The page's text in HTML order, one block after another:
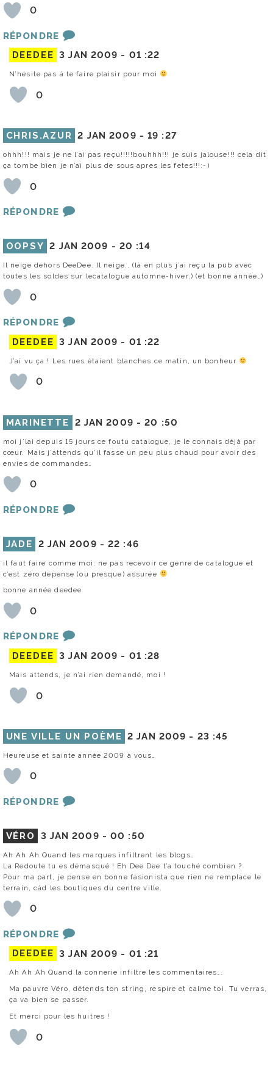
0
RÉPONDRE
DEEDEE 3 JAN 2009 - 01 :22
N’hésite pas à te faire plaisir pour moi
0
CHRIS.AZUR 2 JAN 2009 -19 :27
ohhh!!! mais je ne l’ai pas reçu!!!!!bouhhh!!! je suis jalouse!!! cela dit
ça tombe bien je n’ai plus de sous apres les fetes!!!:-)
0
RÉPONDRE
OOPSY 2 JAN 2009 - 20 :14
Il neige dehors DeeDee. Il neige.. (là en plus j’ai reçu la pub avec
toutes les soldes sur lecatalogue automne-hiver.) (et bonne année…)
0
RÉPONDRE
DEEDEE 3 JAN 2009 - 01 :22
J’ai vu ça ! Les rues étaient blanches ce matin, un bonheur
0
MARINETTE 2 JAN 2009 -20 :50
moi j’lai depuis 15 jours ce foutu catalogue, je le connais déjà par
cœur. Mais j’attends qu’il fasse un peu plus chaud pour avoir des
envies de commandes…
0
RÉPONDRE
JADE 2 JAN 2009 -22 :46
il faut faire comme moi: ne pas recevoir ce genre de catalogue et
c’est zéro dépense (ou presque) assurée
bonne année deedee
0
RÉPONDRE
DEEDEE 3 JAN 2009 - 01 :28
Mais attends, je n’ai rien demandé, moi !
0
UNE VILLE UN POÈME 2 JAN 2009 - 23 :45
Heureuse et sainte année 2009 à vous…
0
RÉPONDRE
VÉRO 3 JAN 2009 -00 :50
Ah Ah Ah Quand les marques infiltrent les blogs…
La Redoute tu es démasqué ! Eh Dee Dee t’a touché combien ?
Pour ma part, je pense en bonne fasionista que rien ne remplace le
terrain, càd les boutiques du centre ville.
0
RÉPONDRE
DEEDEE 3 JAN 2009 - 01 :21
Ah Ah Ah Quand la connerie infiltre les commentaires….
Ma pauvre Véro, détends ton string, respire et calme toi. Tu verras,
ça va bien se passer.
Et merci pour les huitres !
0